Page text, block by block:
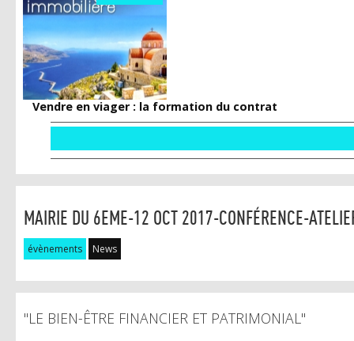
Vendre en viager : la formation du contrat
MAIRIE DU 6EME-12 OCT 2017-CONFÉRENCE-
évènements News
"LE BIEN-ÊTRE FINANCIER ET PATRIMONIAL"